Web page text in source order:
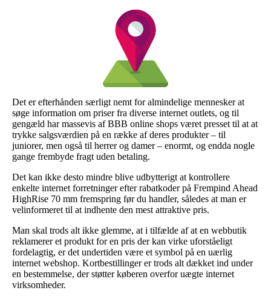
Det er efterhånden særligt nemt for almindelige mennesker at
søge information om priser fra diverse internet outlets, og til
gengæld har massevis af BBB online shops været presset til at at
trykke salgsværdien på en række af deres produkter – til
juniorer, men også til herrer og damer – enormt, og endda nogle
gange frembyde fragt uden betaling.
Det kan ikke desto mindre blive udbytterigt at kontrollere
enkelte internet forretninger efter rabatkoder på Frempind Ahead
HighRise 70 mm fremspring før du handler, således at man er
velinformeret til at indhente den mest attraktive pris.
Man skal trods alt ikke glemme, at i tilfælde af at en webbutik
reklamerer et produkt for en pris der kan virke uforståeligt
fordelagtig, er det undertiden være et symbol på en uærlig
internet webshop. Kortbestillinger er trods alt dækket ind under
en bestemmelse, der støtter køberen overfor uægte internet
virksomheder.